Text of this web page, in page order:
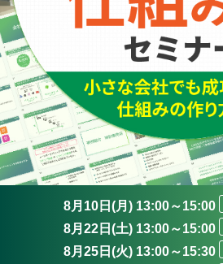
8月10日(月) 13:00～15:00
8月22日(土) 13:00～15:00
8月25日(火) 13:00～15:30